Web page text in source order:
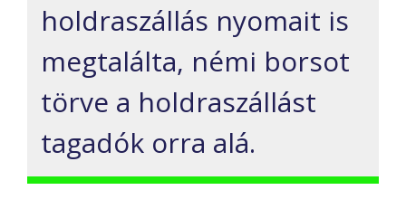
holdraszállás nyomait is
megtalálta, némi borsot
törve a holdraszállást
tagadók orra alá.